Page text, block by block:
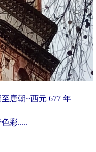
唐朝~西元 677 年
彩.....